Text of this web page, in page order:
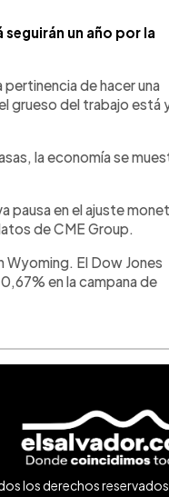
un año por la
de hacer una
grueso del trabajo está
la economía se
pausa en el ajuste
de CME Group.
Wyoming. El Dow Jones
en la campana de
los derechos